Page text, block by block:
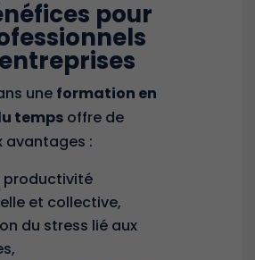
pour
une formation en
temps offre de
avantages :
productivité
et collective,
du stress lié aux